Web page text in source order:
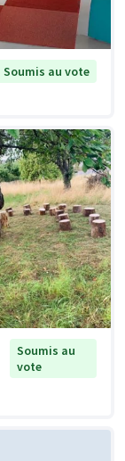
Soumis au vote
Soumis au
vote